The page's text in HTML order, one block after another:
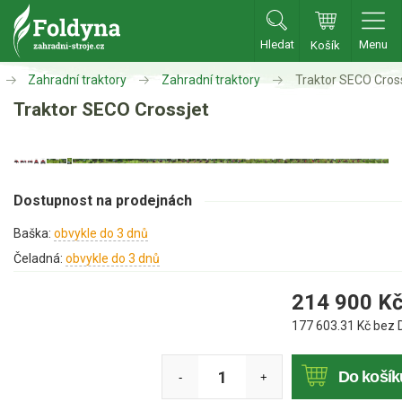
Hledat Košík Menu
Zahradní traktory
Zahradní ridery
Aku traktory
Sekačky
Zahradní traktory Zahradní traktory Traktor SECO
Traktor SECO Crossjet
Dostupnost na prodejnách
Baška: obvykle do 3 dnů
Čeladná: obvykle do 3 dnů
214 900
177 603.31 Kč bez
- + Do